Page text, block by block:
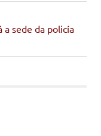
a sede da policía